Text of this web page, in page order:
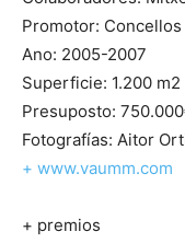
Promotor:
Ano: 2005-2007
Superficie: 1.200 m2
Presuposto:
Fotografías: Aitor
+ www.vaumm.com
+ premios